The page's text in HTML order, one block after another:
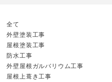
全て
外壁塗装工事
屋根塗装工事
防水工事
外壁屋根ガルバリウム工事
屋根上葺き工事